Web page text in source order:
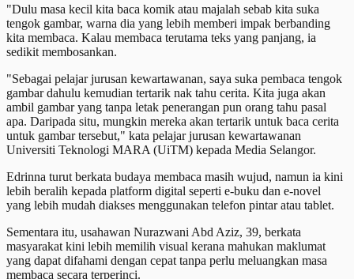
"Dulu masa kecil kita baca komik atau majalah sebab kita suka
tengok gambar, warna dia yang lebih memberi impak berbanding
kita membaca. Kalau membaca terutama teks yang panjang, ia
sedikit membosankan.
"Sebagai pelajar jurusan kewartawanan, saya suka pembaca tengok
gambar dahulu kemudian tertarik nak tahu cerita. Kita juga akan
ambil gambar yang tanpa letak penerangan pun orang tahu pasal
apa. Daripada situ, mungkin mereka akan tertarik untuk baca cerita
untuk gambar tersebut," kata pelajar jurusan kewartawanan
Universiti Teknologi MARA (UiTM) kepada Media Selangor.
Edrinna turut berkata budaya membaca masih wujud, namun ia kini
lebih beralih kepada platform digital seperti e-buku dan e-novel
yang lebih mudah diakses menggunakan telefon pintar atau tablet.
Sementara itu, usahawan Nurazwani Abd Aziz, 39, berkata
masyarakat kini lebih memilih visual kerana mahukan maklumat
yang dapat difahami dengan cepat tanpa perlu meluangkan masa
membaca secara terperinci.